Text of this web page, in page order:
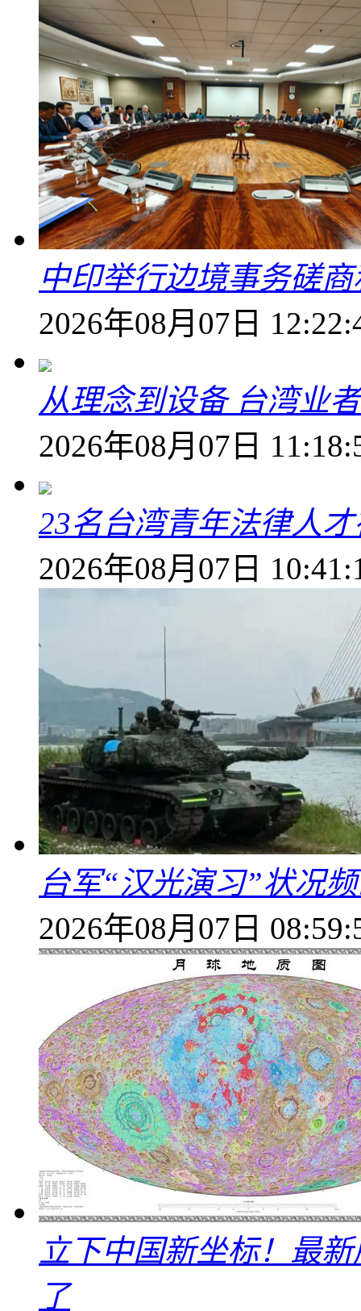
中印举行边境事务磋
2026年08月07日
从理念到设备 台湾业
2026年08月07日
23名台湾青年法律人
2026年08月07日
台军“汉光演习”状况
2026年08月07日
立下中国新坐标！最
了